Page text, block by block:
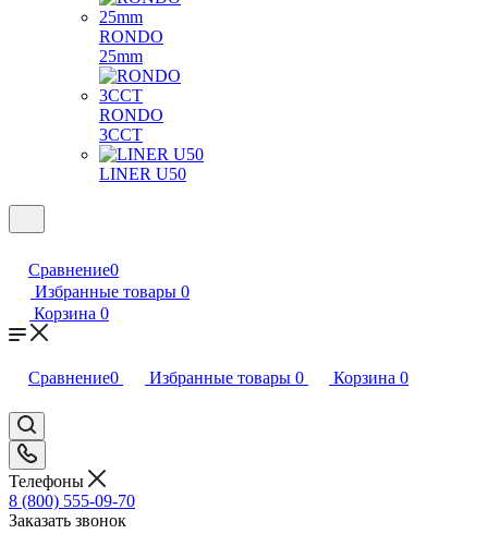
RONDO
25mm
RONDO
3CCT
LINER U50
Сравнение0
Избранные товары 0
Корзина 0
Сравнение0 Избранные товары 0 Корзина 0
Телефоны
8 (800) 555-09-70
Заказать звонок